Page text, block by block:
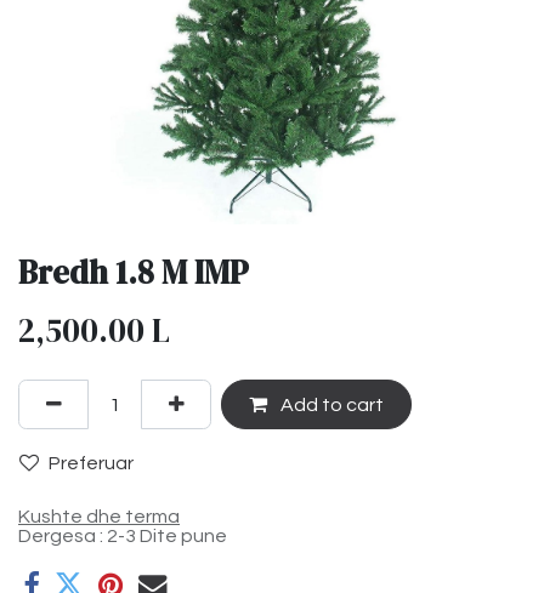
Bredh 1.8 M IMP
2,500.00L
Add to cart
Preferuar
Kushte dhe terma
Dergesa : 2-3 Dite pune